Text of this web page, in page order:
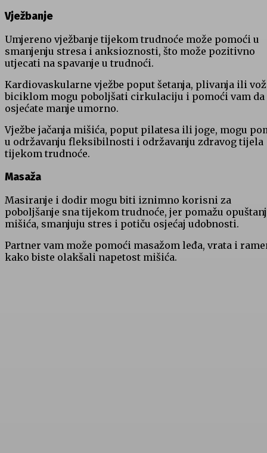
Vježbanje
Umjereno vježbanje tijekom trudnoće može pomoći u
smanjenju stresa i anksioznosti, što može pozitivno
utjecati na spavanje u trudnoći.
Kardiovaskularne vježbe poput šetanja, plivanja ili
biciklom mogu poboljšati cirkulaciju i pomoći vam da
osjećate manje umorno.
Vježbe jačanja mišića, poput pilatesa ili joge, mogu
u održavanju fleksibilnosti i održavanju zdravog tijela
tijekom trudnoće.
Masaža
Masiranje i dodir mogu biti iznimno korisni za
poboljšanje sna tijekom trudnoće, jer pomažu
mišića, smanjuju stres i potiču osjećaj udobnosti.
Partner vam može pomoći masažom leđa, vrata i
kako biste olakšali napetost mišića.